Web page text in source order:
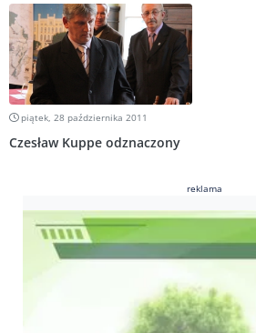
piątek, 28 października 2011
Czesław Kuppe odznaczony
reklama